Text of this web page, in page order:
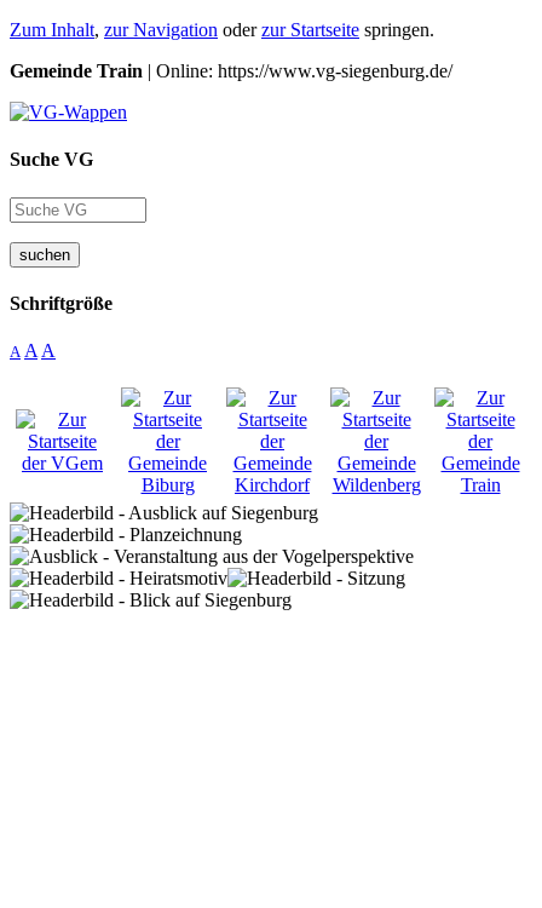
Zum Inhalt, zur Navigation oderzur Startseite springen.
Gemeinde Train | Online: https://www.vg-siegenburg.de/
Suche VG
suchen
Schriftgröße
A A A